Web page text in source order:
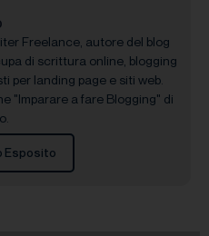
Freelance, autore del blog
di scrittura online, blogging
per landing page e siti web.
"Imparare a fare Blogging" di
Esposito